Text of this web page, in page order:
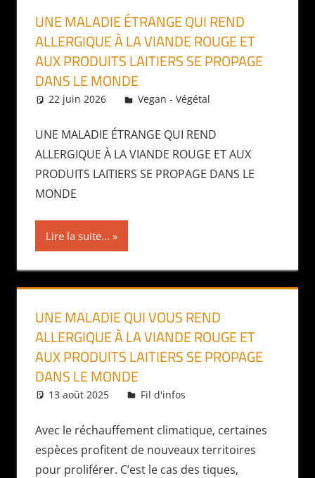
UNE MALADIE ÉTRANGE QUI REND
ALLERGIQUE À LA VIANDE ROUGE ET
AUX PRODUITS LAITIERS SE PROPAGE
DANS LE MONDE
22 juin 2026 Daniel
Vegan - Végétal
UNE MALADIE ÉTRANGE QUI REND
ALLERGIQUE À LA VIANDE ROUGE ET AUX
PRODUITS LAITIERS SE PROPAGE DANS LE
MONDE
Lire la suite...
UNE MALADIE QUI VOUS REND
ALLERGIQUE À LA VIANDE ROUGE ET
AUX PRODUITS LAITIERS SE PROPAGE
DANS LE MONDE
13 août 2025 Daniel
Fil d'infos
Avec le réchauffement climatique, certaines
espèces profitent de nouveaux territoires
pour proliférer. C’est le cas des tiques,